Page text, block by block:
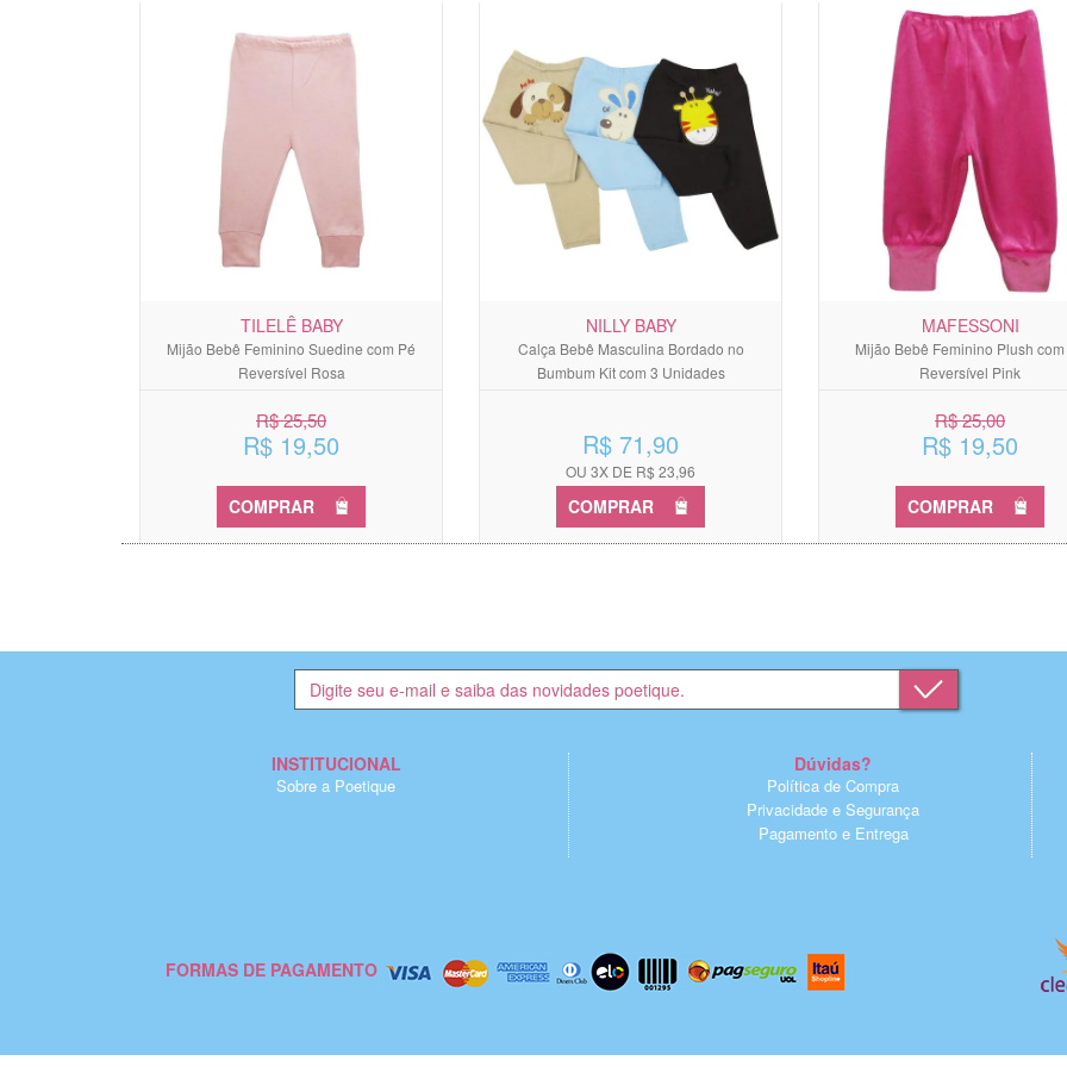
TILELÊ BABY
Mijão Bebê Feminino Suedine com Pé
Reversível Rosa
R$ 25,50
R$ 19,50
COMPRAR
NILLY BABY
Calça Bebê Masculina Bordado no
Bumbum Kit com 3 Unidades
R$ 71,90
OU 3X DE R$ 23,96
COMPRAR
MAFESSONI
Mijão Bebê Feminino Plush
Reversível Pink
R$ 25,00
R$ 19,50
COMPRAR
INSTITUCIONAL
Sobre a Poetique
Dúvidas?
Política de Compra
Privacidade e Segurança
Pagamento e Entrega
FORMAS DE PAGAMENTO